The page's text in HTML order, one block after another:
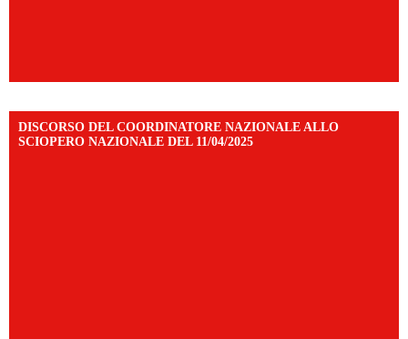
DISCORSO DEL COORDINATORE NAZIONALE ALLO
SCIOPERO NAZIONALE DEL 11/04/2025